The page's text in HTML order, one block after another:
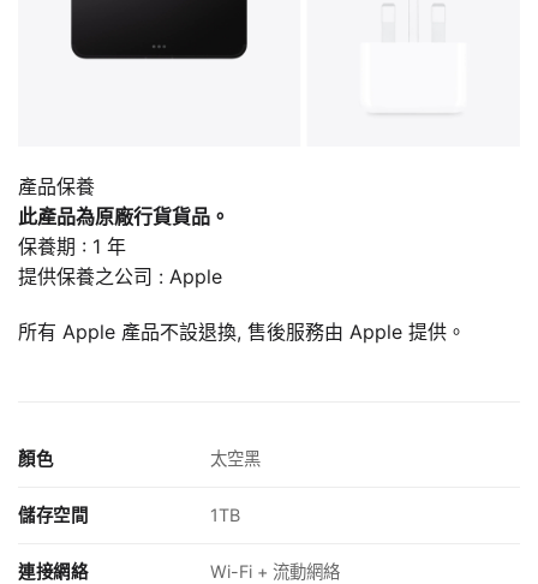
產品保養
此產品為原廠行貨貨品。
保養期 : 1 年
提供保養之公司 : Apple
所有 Apple 產品不設退換, 售後服務由 Apple 提供。
顏色 太空黑
儲存空間 1TB
連接網絡 Wi-Fi + 流動網絡